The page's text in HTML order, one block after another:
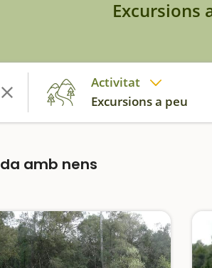
Excursions
Activitat
Excursions a peu
amb nens